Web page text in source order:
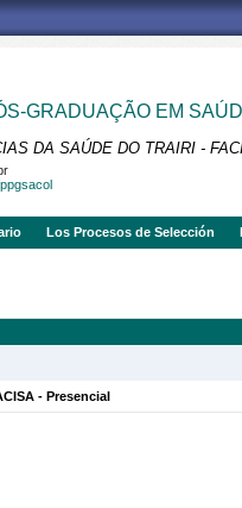
GRADUAÇÃO EM
DA SAÚDE DO TRAIRI -
Los Procesos de Selección
- Presencial